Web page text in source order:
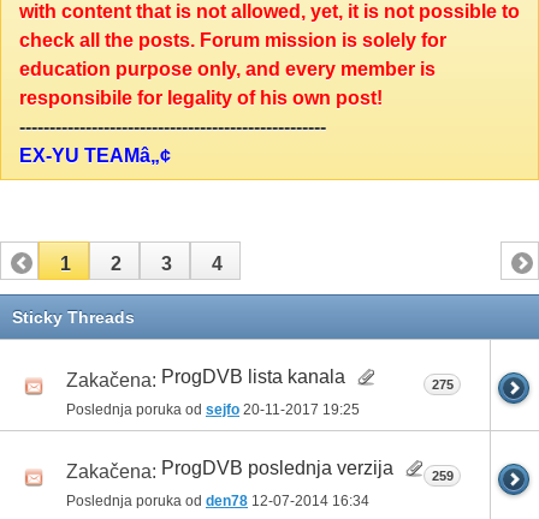
with content that is not allowed, yet, it is not possible to
check all the posts. Forum mission is solely for
education purpose only, and every member is
responsibile for legality of his own post!
---------------------------------------------------
EX-YU TEAMâ„¢
1 2 3 4
Sticky Threads
Zakačena: ProgDVB lista kanala
Poslednja poruka od sejfo 20-11-2017 19:25
275
Zakačena: ProgDVB poslednja verzija
Poslednja poruka od den78 12-07-2014 16:34
259